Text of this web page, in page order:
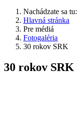
Nachádzate sa tu:
Hlavná stránka
Pre médiá
Fotogaléria
30 rokov SRK
30 rokov SRK